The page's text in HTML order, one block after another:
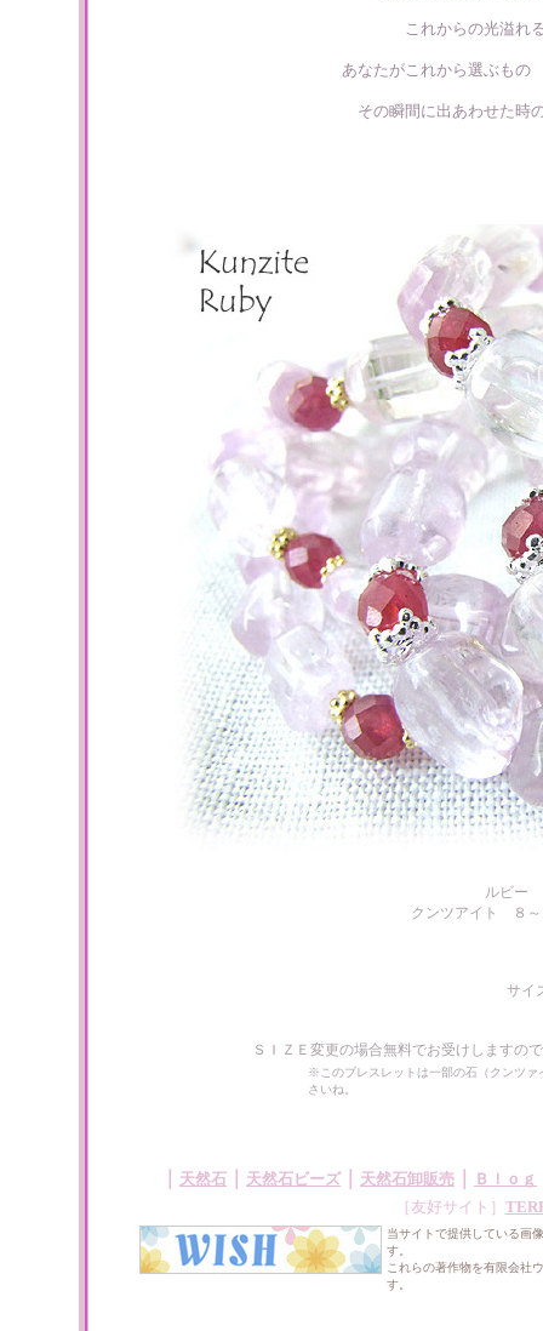
これからの光溢れ
あなたがこれから選ぶも
その瞬間に出あわせた
ルビー
クンツアイト ８～
サイ
ＳＩＺＥ変更の場合無料でお受けします
※このブレスレットは一部の石（クンツァ
さいね。
天然石 天然石ビーズ｜ 天然石卸販売 Ｂｌｏｇ
［友好サイト］
当サイトで提供している画
す。
これらの著作物を有限会社
す。